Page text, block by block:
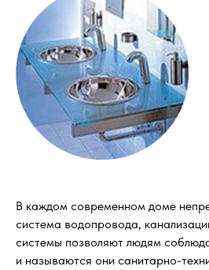
В каждом современном доме
система водопровода,
системы позволяют людям
и называются они санитарно-